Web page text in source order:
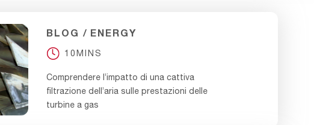
BLOG ENERGY
10MINS
Comprendere l’impatto di una cattiva
filtrazione dell’aria sulle prestazioni delle
turbine a gas